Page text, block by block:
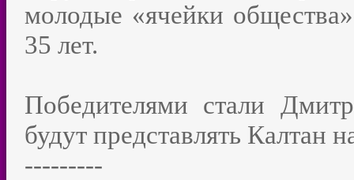
молодые «ячейки
35 лет.
Победителями стали
будут представлять Калтан
---------